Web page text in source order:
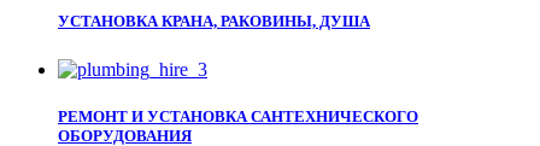
УСТАНОВКА КРАНА, РАКОВИНЫ, ДУША
РЕМОНТ И УСТАНОВКА САНТЕХНИЧЕСКОГО
ОБОРУДОВАНИЯ